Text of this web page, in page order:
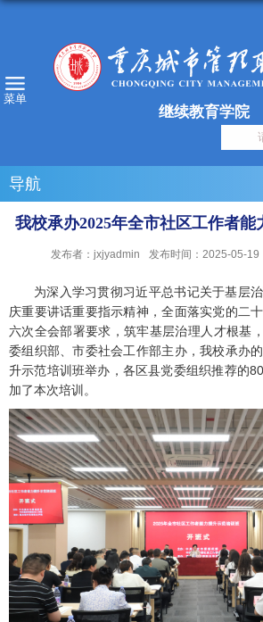
菜单
继续教育学院
导航
我校承办2025年全市社区工作者能
发布者：jxjyadmin 发布时间：2025-05-19
为深入学习贯彻习近平总书记关于基层
庆重要讲话重要指示精神，全面落实党的二
六次全会部署要求，筑牢基层治理人才根基
委组织部、市委社会工作部主办，我校承办
升示范培训班举办，各区县党委组织推荐的
加了本次培训。